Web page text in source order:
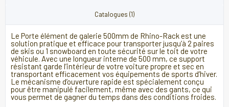
Catalogues (1)
Le Porte élément de galerie 500mm de Rhino-Rack est une
solution pratique et efficace pour transporter jusqu’à 2 paires
de skis ou 1 snowboard en toute sécurité sur le toit de votre
véhicule. Avec une longueur interne de 500 mm, ce support
résistant garde l’intérieur de votre voiture propre et sec en
transportant efficacement vos équipements de sports d’hiver.
Le mécanisme d’ouverture rapide est spécialement conçu
pour être manipulé facilement, même avec des gants, ce qui
vous permet de gagner du temps dans des conditions froides.